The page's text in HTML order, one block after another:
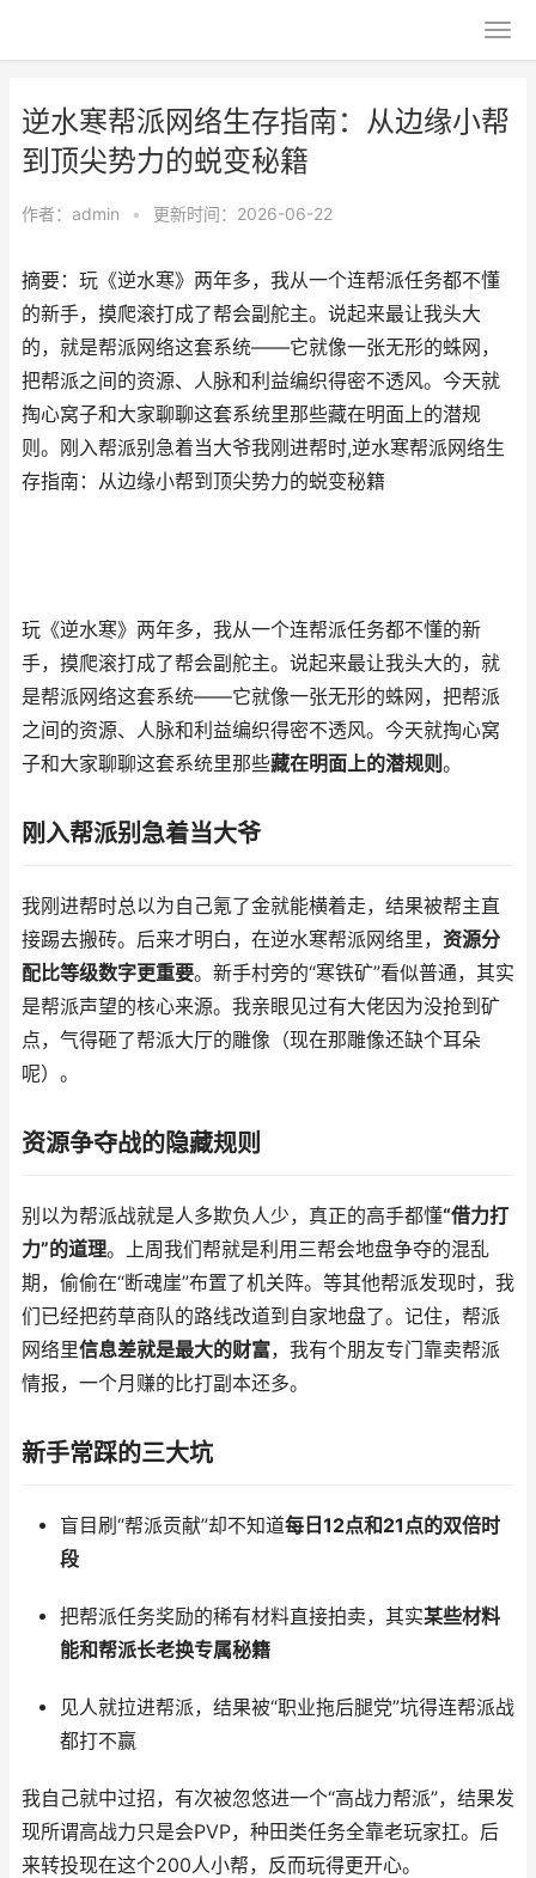
逆水寒帮派网络生存指南：从边缘小帮
到顶尖势力的蜕变秘籍
作者： admin • 更新时间：2026-06-22
摘要：玩《逆水寒》两年多，我从一个连帮派任务都不懂
的新手，摸爬滚打成了帮会副舵主。说起来最让我头大
的，就是帮派网络这套系统——它就像一张无形的蛛网，
把帮派之间的资源、人脉和利益编织得密不透风。今天就
掏心窝子和大家聊聊这套系统里那些藏在明面上的潜规
则。刚入帮派别急着当大爷我刚进帮时,逆水寒帮派网络生
存指南：从边缘小帮到顶尖势力的蜕变秘籍
玩《逆水寒》两年多，我从一个连帮派任务都不懂的新
手，摸爬滚打成了帮会副舵主。说起来最让我头大的，就
是帮派网络这套系统——它就像一张无形的蛛网，把帮派
之间的资源、人脉和利益编织得密不透风。今天就掏心窝
子和大家聊聊这套系统里那些藏在明面上的潜规则。
刚入帮派别急着当大爷
我刚进帮时总以为自己氪了金就能横着走，结果被帮主直
接踢去搬砖。后来才明白，在逆水寒帮派网络里， 资源分
配比等级数字更重要。新手村旁的“寒铁矿”看似普通，其实
是帮派声望的核心来源。我亲眼见过有大佬因为没抢到矿
点，气得砸了帮派大厅的雕像（现在那雕像还缺个耳朵
呢）。
资源争夺战的隐藏规则
别以为帮派战就是人多欺负人少，真正的高手都懂“借力打
力”的道理。上周我们帮就是利用三帮会地盘争夺的混乱
期，偷偷在“断魂崖”布置了机关阵。等其他帮派发现时，我
们已经把药草商队的路线改道到自家地盘了。记住，帮派
网络里信息差就是最大的财富，我有个朋友专门靠卖帮派
情报，一个月赚的比打副本还多。
新手常踩的三大坑
盲目刷“帮派贡献”却不知道每日12点和21点的双倍时
段
把帮派任务奖励的稀有材料直接拍卖，其实某些材料
能和帮派长老换专属秘籍
见人就拉进帮派，结果被“职业拖后腿党”坑得连帮派战
都打不赢
我自己就中过招，有次被忽悠进一个“高战力帮派”，结果发
现所谓高战力只是会PVP，种田类任务全靠老玩家扛。后
来转投现在这个200人小帮，反而玩得更开心。